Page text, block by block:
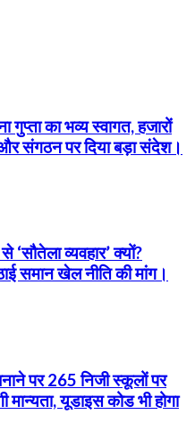
गुप्ता का भव्य स्वागत, हजारों
संगठन पर दिया बड़ा संदेश।
‘सौतेला व्यवहार’ क्यों?
समान खेल नीति की मांग।
पर 265 निजी स्कूलों पर
मान्यता, यूडाइस कोड भी होगा